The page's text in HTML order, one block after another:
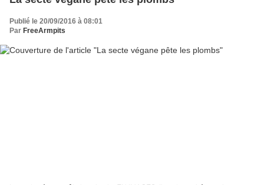
Publié le 20/09/2016 à 08:01
Par FreeArmpits